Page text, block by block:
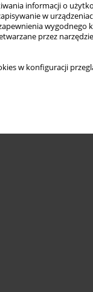
informacji o
w
wygodnego
przez
w konfiguracji
Statystyki